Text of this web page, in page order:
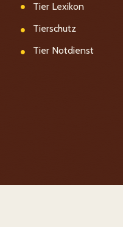
Tier Lexikon
Tierschutz
Tier Notdienst